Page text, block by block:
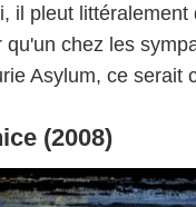
il pleut littéralement
qu'un chez les
Asylum, ce serait
(2008)